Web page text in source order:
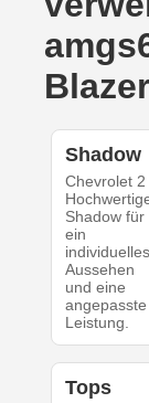
Blazer
Shadow
Chevrolet 2
Shadow für
ein
individuelles
Aussehen
und eine
angepasste
Leistung.
Tops